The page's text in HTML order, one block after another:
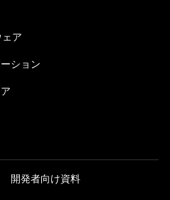
ア
ション
開発者向け資料